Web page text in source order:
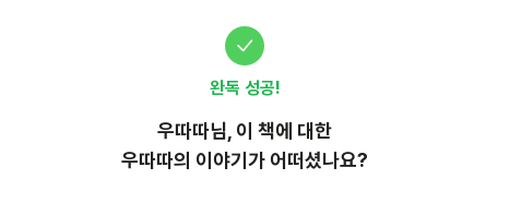
완독 성공!
우따따님, 이 책에 대한
우따따의 이야기가 어떠셨나요?